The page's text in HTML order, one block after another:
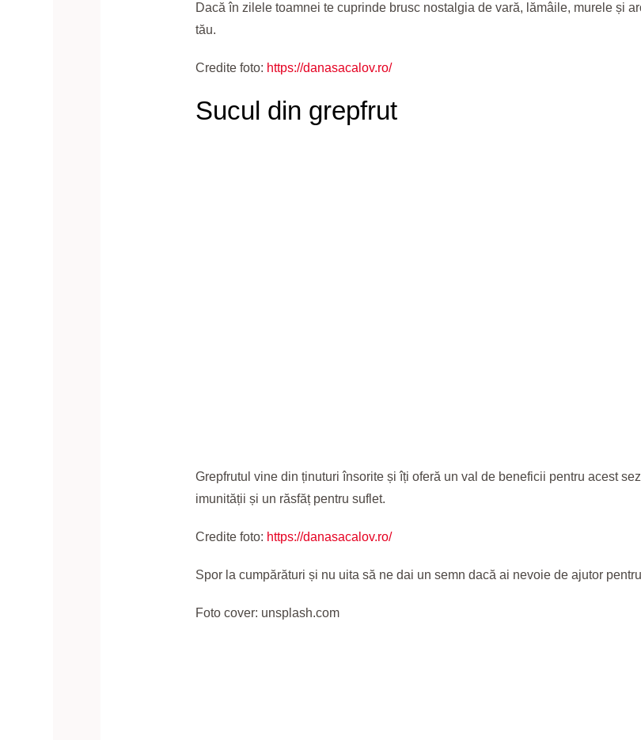
Dacă în zilele toamnei te cuprinde brusc nostalgia de vară, lămâile, murele și
tău.
Credite foto: https://danasacalov.ro/
Sucul din grepfrut
Grepfrutul vine din ținuturi însorite și îți oferă un val de beneficii pentru acest
imunității și un răsfăț pentru suflet.
Credite foto: https://danasacalov.ro/
Spor la cumpărături și nu uita să ne dai un semn dacă ai nevoie de ajutor
Foto cover: unsplash.com